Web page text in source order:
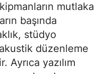
mutlaka
başında
stüdyo
düzenleme
yazılım